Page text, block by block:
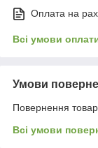
Оплата на
Всі умови
Умови
Повернення
Всі умови